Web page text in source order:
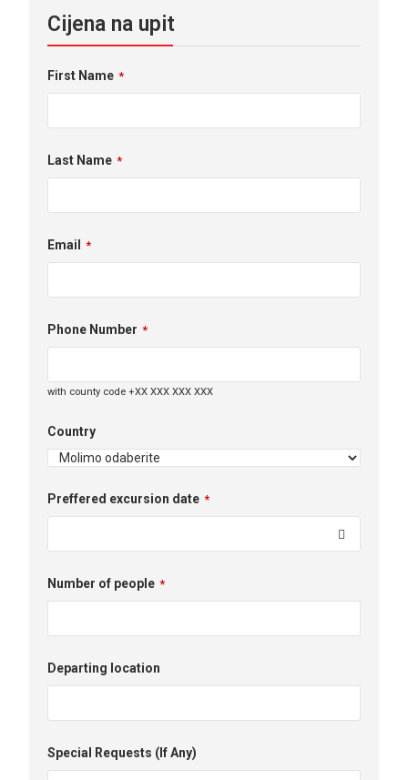
Cijena na upit
First Name *
Last Name *
Email *
Phone Number *
with county code +XX XXX XXX XXX
Country
Preffered excursion date *
Number of people *
Departing location
Special Requests (If Any)